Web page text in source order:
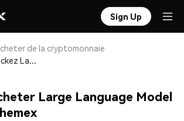
Sign Up
de la cryptomonnaie
Achetez et stockez Large Language Model (LLM) en toute sécurité
Large Language Model